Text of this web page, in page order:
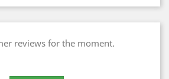
reviews for the moment.